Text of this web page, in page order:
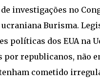
investigações no
Burisma.
políticas dos EUA na
republicanos, não
cometido